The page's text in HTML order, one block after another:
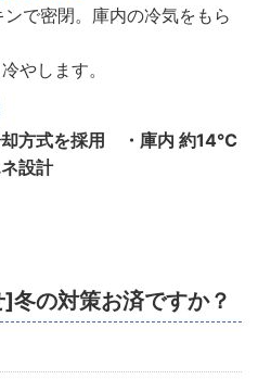
で密閉。庫内の冷気をもら
します。
却方式を採用 ・ 庫内 約14℃
設計
冬の対策お済ですか？